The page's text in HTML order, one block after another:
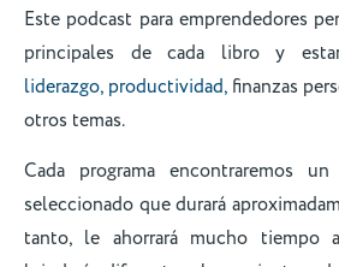
Este podcast para emprendedores
principales de cada libro y
liderazgo, productividad, finanzas
otros temas.
Cada programa encontraremos
seleccionado que durará
tanto, le ahorrará mucho tiempo